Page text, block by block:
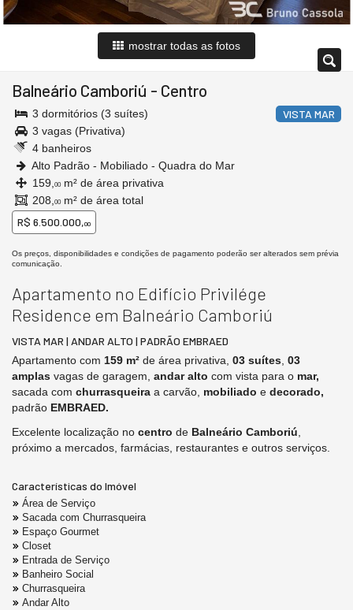
mostrar todas as fotos
Balneário Camboriú - Centro
VISTA MAR
3 dormitórios (3 suítes)
3 vagas (Privativa)
4 banheiros
Alto Padrão - Mobiliado - Quadra do Mar
159, 00 m² de área privativa
208, 00 m² de área total
R$ 6.500.000,00
Os preços, disponibilidades e condições de pagamento poderão ser alterados sem prévia
comunicação.
Apartamento no Edifício Privilége
Residence em Balneário Camboriú
VISTA MAR | ANDAR ALTO | PADRÃO EMBRAED
Apartamento com 159 m² de área privativa, 03 suítes, 03
amplas vagas de garagem, andar alto com vista para o mar,
sacada com churrasqueira a carvão, mobiliado e decorado,
padrão EMBRAED.
Excelente localização no centro de Balneário Camboriú
próximo a mercados, farmácias, restaurantes e outros serviços.
Características do Imóvel
Área de Serviço
Sacada com Churrasqueira
Espaço Gourmet
Closet
Entrada de Serviço
Banheiro Social
Churrasqueira
Andar Alto